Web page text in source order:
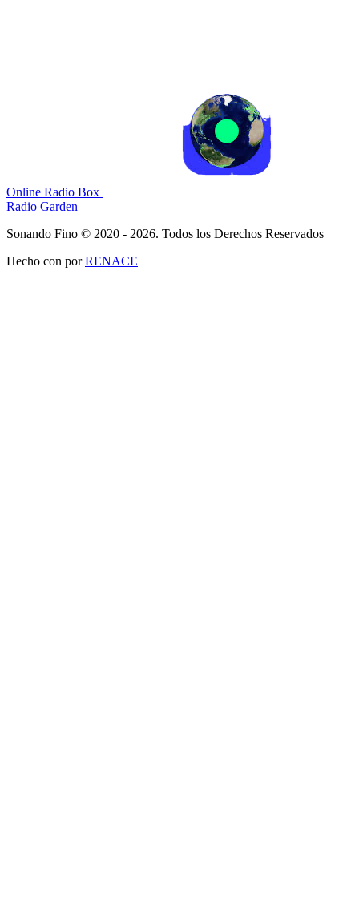
Online Radio Box
Radio Garden
Sonando Fino © 2020 - 2026. Todos los Derechos Reservados
Hecho con porRENACE